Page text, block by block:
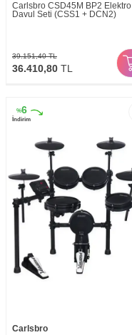
Carlsbro CSD45M BP2 Elektro
Davul Seti (CSS1 + DCN2)
39.151,40TL
36.410,80 TL
%6
İndirim
Carlsbro